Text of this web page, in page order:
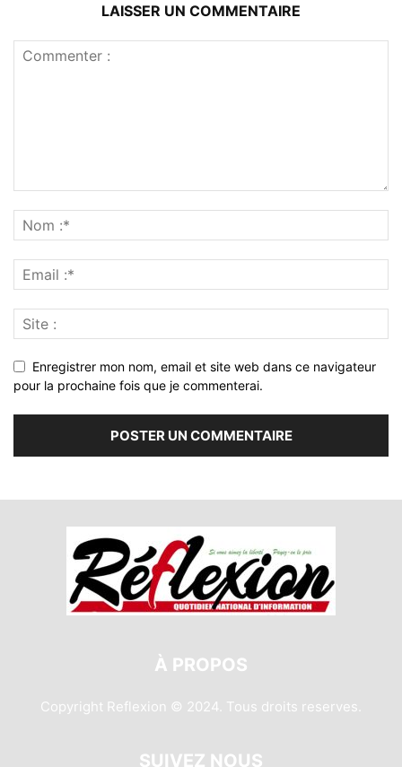
LAISSER UN COMMENTAIRE
Enregistrer mon nom, email et site web dans ce navigateur
pour la prochaine fois que je commenterai.
À PROPOS
Copyright Reflexion © 2024. Tous droits reserves.
SUIVEZ NOUS